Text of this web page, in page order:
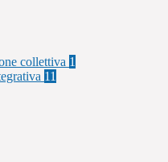
collettiva 1
11